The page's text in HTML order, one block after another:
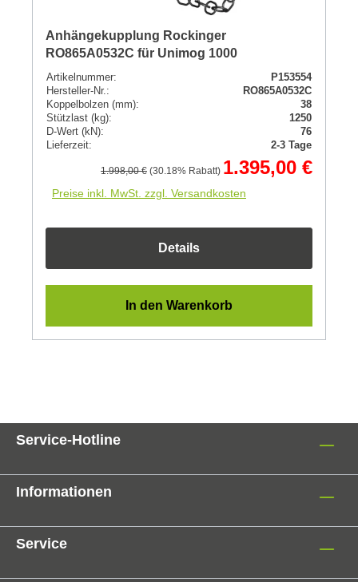
Anhängekupplung Rockinger
RO865A0532C für Unimog 1000
Artikelnummer:
P153554
Hersteller-Nr.:
RO865A0532C
Koppelbolzen (mm):
38
Stützlast (kg):
1250
D-Wert (kN):
76
Lieferzeit:
2-3 Tage
1.998,00 € (30.18% Rabatt) 1.395,00 €
Preise inkl. MwSt. zzgl. Versandkosten
Details
In den Warenkorb
Service-Hotline
Informationen
Service